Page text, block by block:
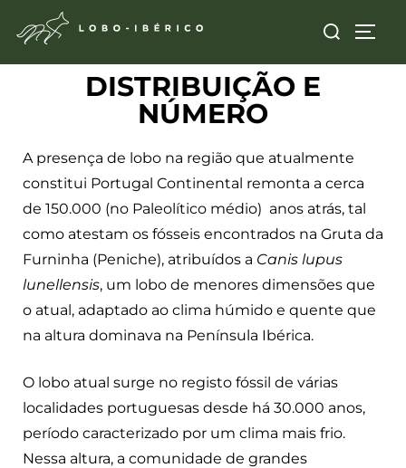
DISTRIBUIÇÃO E
NÚMERO
A presença de lobo na região que atualmente
constitui Portugal Continental remonta a cerca
de 150.000 (no Paleolítico médio) anos atrás, tal
como atestam os fósseis encontrados na Gruta da
Furninha (Peniche), atribuídos a Canis lupus
lunellensis, um lobo de menores dimensões que
o atual, adaptado ao clima húmido e quente que
na altura dominava na Península Ibérica.
O lobo atual surge no registo fóssil de várias
localidades portuguesas desde há 30.000 anos,
período caracterizado por um clima mais frio.
Nessa altura, a comunidade de grandes